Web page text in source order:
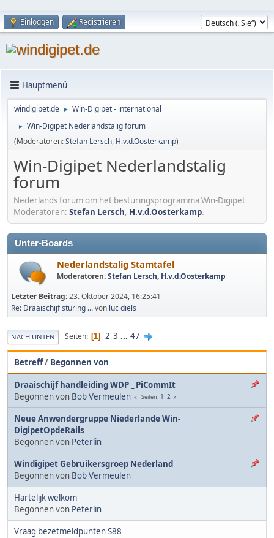
Einloggen Registrieren
Hauptmenü
windigipet.de ► Win-Digipet - international
►
Win-Digipet Nederlandstalig forum
(Moderatoren:Stefan Lersch, H.v.d.Oosterkamp)
Win-Digipet Nederlandstalig
forum
Nederlands forum om het besturingsprogramma Win-Digipet
Moderatoren: Stefan Lersch, H.v.d.Oosterkamp.
Unter-Boards
Nederlandstalig Stamtafel
Moderatoren:Stefan Lersch, H.v.d.Oosterkamp
Letzter Beitrag:23. Oktober 2024, 16:25:41
Re: Draaischijf sturing ...von luc diels
NACH UNTEN Seiten 1 2 3 ... 47
Betreff/ Begonnen von
Draaischijf handleiding WDP _ PiCommIt
Begonnen von Bob Vermeulen Seiten 1 2
Neue Anwendergruppe Niederlande Win-
DigipetOpdeRails
Begonnen von Peterlin
Windigipet Gebruikersgroep Nederland
Begonnen von Bob Vermeulen
Hartelijk welkom
Begonnen von Peterlin
Vraag bezetmeldpunten S88